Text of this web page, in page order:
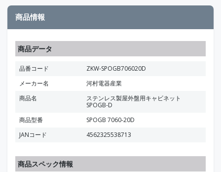
商品情報
商品データ
品番コード
ZKW-SPOGB706020D
メーカー名
河村電器産業
商品名
ステンレス製屋外盤用キャビネット
SPOGB-D
商品型番
SPOGB 7060-20D
JANコード
4562325538713
商品スペック情報